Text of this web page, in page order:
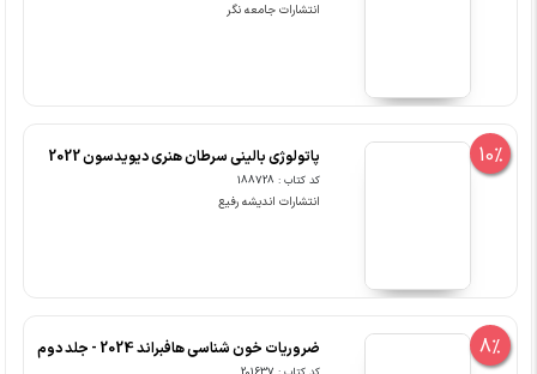
انتشارات جامعه نگر
10% پاتولوژی بالینی سرطان هنری دیویدسون 2022
کد کتاب : 188728
انتشارات اندیشه رفیع
8% ضروریات خون شناسی هافبراند 2024 - جلد دوم